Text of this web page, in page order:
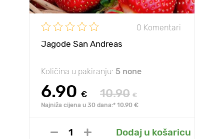
0 Komentari
Jagode San Andreas
Količina u pakiranju: 5 none
6.90 € 10.90 €
Najniža cijena u 30 dana:* 10.90 €
Dodaj u košaricu